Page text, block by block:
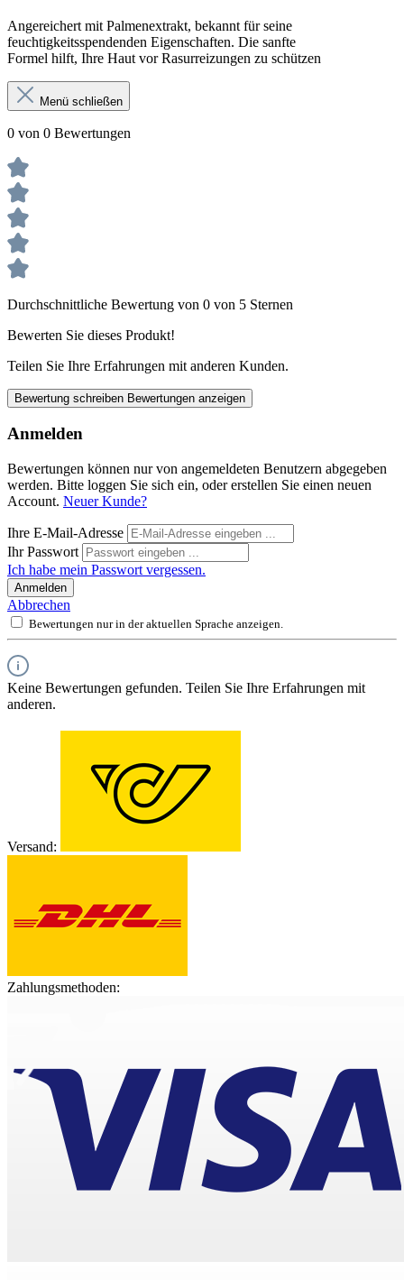
Angereichert mit Palmenextrakt, bekannt für seine
feuchtigkeitsspendenden Eigenschaften. Die sanfte
Formel hilft, Ihre Haut vor Rasurreizungen zu schützen
Menü schließen
0 von 0 Bewertungen
Durchschnittliche Bewertung von 0 von 5 Sternen
Bewerten Sie dieses Produkt!
Teilen Sie Ihre Erfahrungen mit anderen Kunden.
Bewertung schreiben Bewertungen anzeigen
Anmelden
Bewertungen können nur von angemeldeten Benutzern abgegeben
werden. Bitte loggen Sie sich ein, oder erstellen Sie einen neuen
Account. Neuer Kunde?
Ihre E-Mail-Adresse
Ihr Passwort
Ich habe mein Passwort vergessen.
Anmelden
Abbrechen
Bewertungen nur in der aktuellen Sprache anzeigen.
Keine Bewertungen gefunden. Teilen Sie Ihre Erfahrungen mit
anderen.
Versand:
Zahlungsmethoden: